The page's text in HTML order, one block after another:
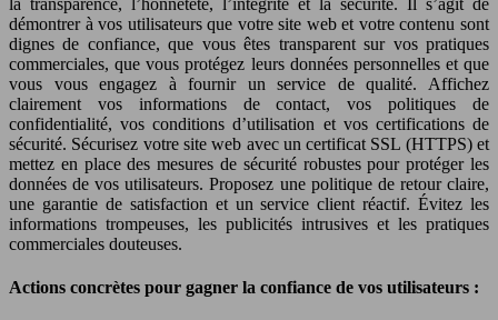
démontrer à vos utilisateurs que votre site web et votre contenu sont
dignes de confiance, que vous êtes transparent sur vos pratiques
commerciales, que vous protégez leurs données personnelles et que
vous vous engagez à fournir un service de qualité. Affichez
clairement vos informations de contact, vos politiques de
confidentialité, vos conditions d’utilisation et vos certifications de
sécurité. Sécurisez votre site web avec un certificat SSL (HTTPS) et
mettez en place des mesures de sécurité robustes pour protéger les
données de vos utilisateurs. Proposez une politique de retour claire,
une garantie de satisfaction et un service client réactif. Évitez les
informations trompeuses, les publicités intrusives et les pratiques
commerciales douteuses.
Actions concrètes pour gagner la confiance de vos utilisateurs :